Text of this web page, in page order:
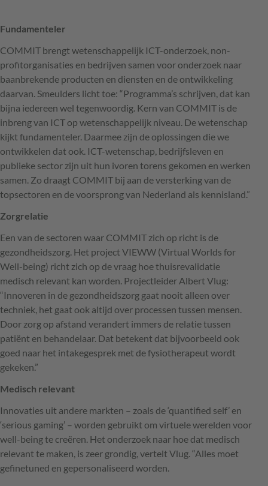
Fundamenteler
COMMIT brengt wetenschappelijk ICT-onderzoek, non-
profitorganisaties en bedrijven samen voor onderzoek naar
baanbrekende producten en diensten en de ontwikkeling
daarvan. Smeulders licht toe: “Programma’s schrijven, dat kan
bijna iedereen wel tegenwoordig. Kern van COMMIT is de
inbreng van ICT op wetenschappelijk niveau. De wetenschap
kijkt fundamenteler. Daarmee zijn de oplossingen die we
ontwikkelen dat ook. ICT-wetenschap, bedrijfsleven en
publieke sector zijn uit hun ivoren torens gekomen en werken
samen. Zo draagt COMMIT bij aan de versterking van de
topsectoren en de voorsprong van Nederland als kennisland.”
Zorgrelatie
Een van de sectoren waar COMMIT zich op richt is de
gezondheidszorg. Het project VIEWW (Virtual Worlds for
Well-being) richt zich op de vraag hoe thuisrevalidatie
medisch relevant kan worden. Projectleider Albert Vlug:
“Innoveren in de gezondheidszorg gaat nooit alleen over
techniek, het gaat ook altijd over processen tussen mensen.
Door zorg op afstand verandert immers de relatie tussen
patiënt en behandelaar. Dat betekent dat bijvoorbeeld ook
goed naar het intakegesprek met de fysiotherapeut wordt
gekeken.”
Medisch relevant
Innovaties uit andere markten – zoals de ‘quantified self’ en
‘serious gaming’ – worden gebruikt om virtuele werelden voor
well-being te creëren. Het onderzoek naar hoe dat medisch
relevant te maken, is zeer grondig, vertelt Vlug. “Alles moet
gefinetuned en gepersonaliseerd worden.